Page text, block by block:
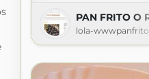
PAN FRITO O
lola-